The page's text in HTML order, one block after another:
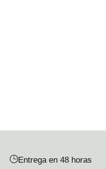
Entrega en 48 horas